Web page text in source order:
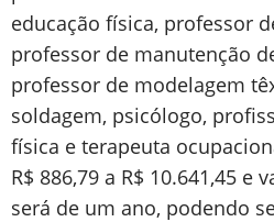
educação física, professor
professor de manutenção
professor de modelagem
soldagem, psicólogo,
física e terapeuta
R$ 886,79 a R$ 10.641,45 e
será de um ano, podendo